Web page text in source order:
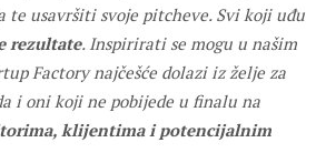
te usavršiti svoje pitcheve. Svi koji uđu
rezultate. Inspirirati se mogu u našim
Factory najčešće dolazi iz želje za
i oni koji ne pobijede u finalu na
klijentima i potencijalnim